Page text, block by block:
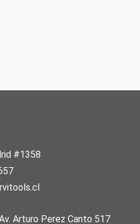
#1358
Arturo Perez Canto 517